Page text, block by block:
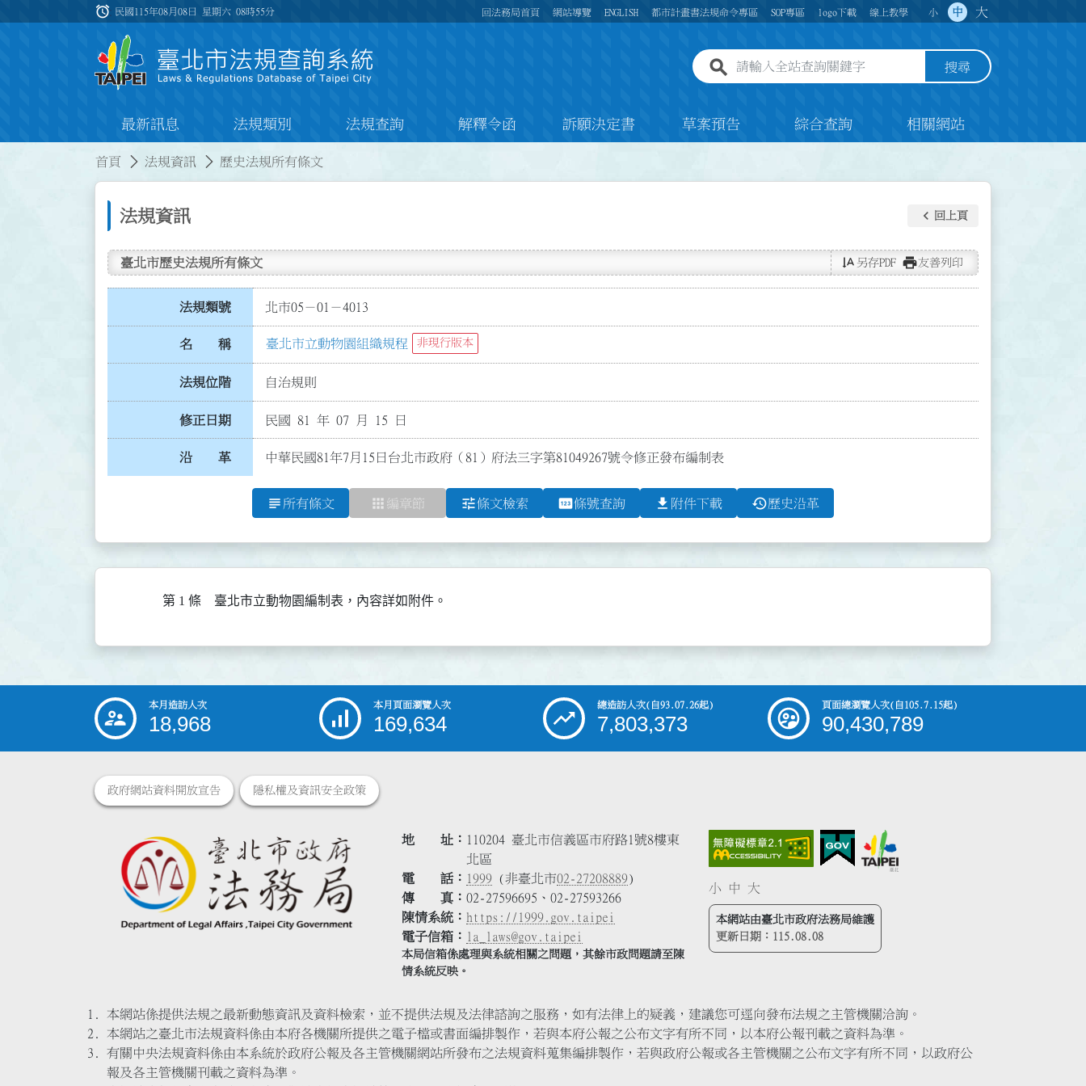
:::
alarm 民國115年08月08日 星期六08時55分 回法務局首頁 網站導覽 ENGLISH 都市計畫書法規命令專區 SOP專區 logo下載 線上教學 小 中 大
全站查詢關鍵字欄位 搜尋
最新訊息 法規類別 法規查詢 解釋令函 訴願決定書 草案預告 綜合查詢 相關網站
首頁 法規資訊 歷史法規所有條文
法規資訊 keyboard_arrow_left 回上頁
臺北市歷史法規所有條文 text_rotate_vertical 另存PDF print友善列印
法規類號 北市05－01－4013
名 稱 臺北市立動物園組織規程 非現行版本
法規位階 自治規則
修正日期 民國 81 年 07 月 15 日
沿 革 中華民國81年7月15日台北市政府（81）府法三字第81049267號令修正發布編制表
subject 所有條文 apps 編章節 tune條文檢索 pin條號查詢 file_download 附件下載 history歷史沿革
第 1 條 臺北市立動物園編制表，內容詳如附件。
::: 本月造訪人次
18,968
本月頁面瀏覽人次
169,634
總造訪人次(自93.07.26起)
7,803,373
頁面總瀏覽人次(自105.7.15起)
90,430,789
政府網站資料開放宣告 隱私權及資訊安全政策
地 址
110204 臺北市信義區市府路1號8樓東
北區
電 話
1999 (非臺北市02-27208889)
傳 真
02-27596695、02-27593266
陳情系統
https://1999.gov.taipei
電子信箱
la_laws@gov.taipei
本局信箱係處理與系統相關之問題，其餘市政問題請至陳
情系統反映。
小 中 大
本網站由臺北市政府法務局維護
更新日期： 115.08.08
本網站係提供法規之最新動態資訊及資料檢索，並不提供法規及法律諮詢之服務，如有法律上的疑義，建議您可逕向發布法規之主管機關洽詢。
本網站之臺北市法規資料係由本府各機關所提供之電子檔或書面編排製作，若與本府公報之公布文字有所不同，以本府公報刊載之資料為準。
有關中央法規資料係由本系統於政府公報及各主管機關網站所發布之法規資料蒐集編排製作，若與政府公報或各主管機關之公布文字有所不同，以政府公
報及各主管機關刊載之資料為準。